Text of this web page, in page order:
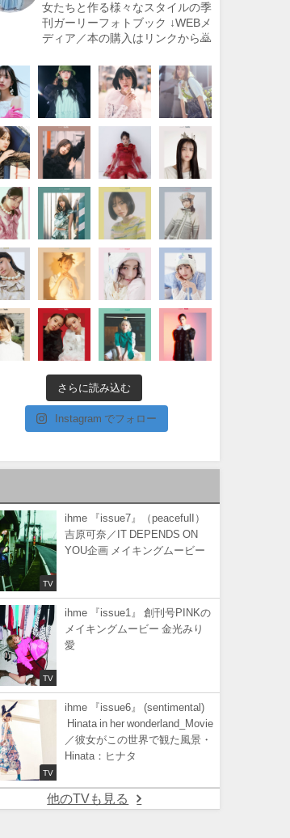
女たちと作る様々なスタイルの季
刊ガーリーフォトブック
↓WEBメ
ディア／本の購入はリンクから🙇
さらに読み込む
Instagram でフォロー
TV
ihme 『issue7』（peacefulI）
吉原可奈／IT DEPENDS ON
YOU企画 メイキングムービー
TV
ihme 『issue1』 創刊号PINKの
メイキングムービー 金光みり
愛
TV
ihme 『issue6』 (sentimental)
Hinata in her wonderland_Movie
／彼女がこの世界で観た風景・
Hinata：ヒナタ
他のTVも見る